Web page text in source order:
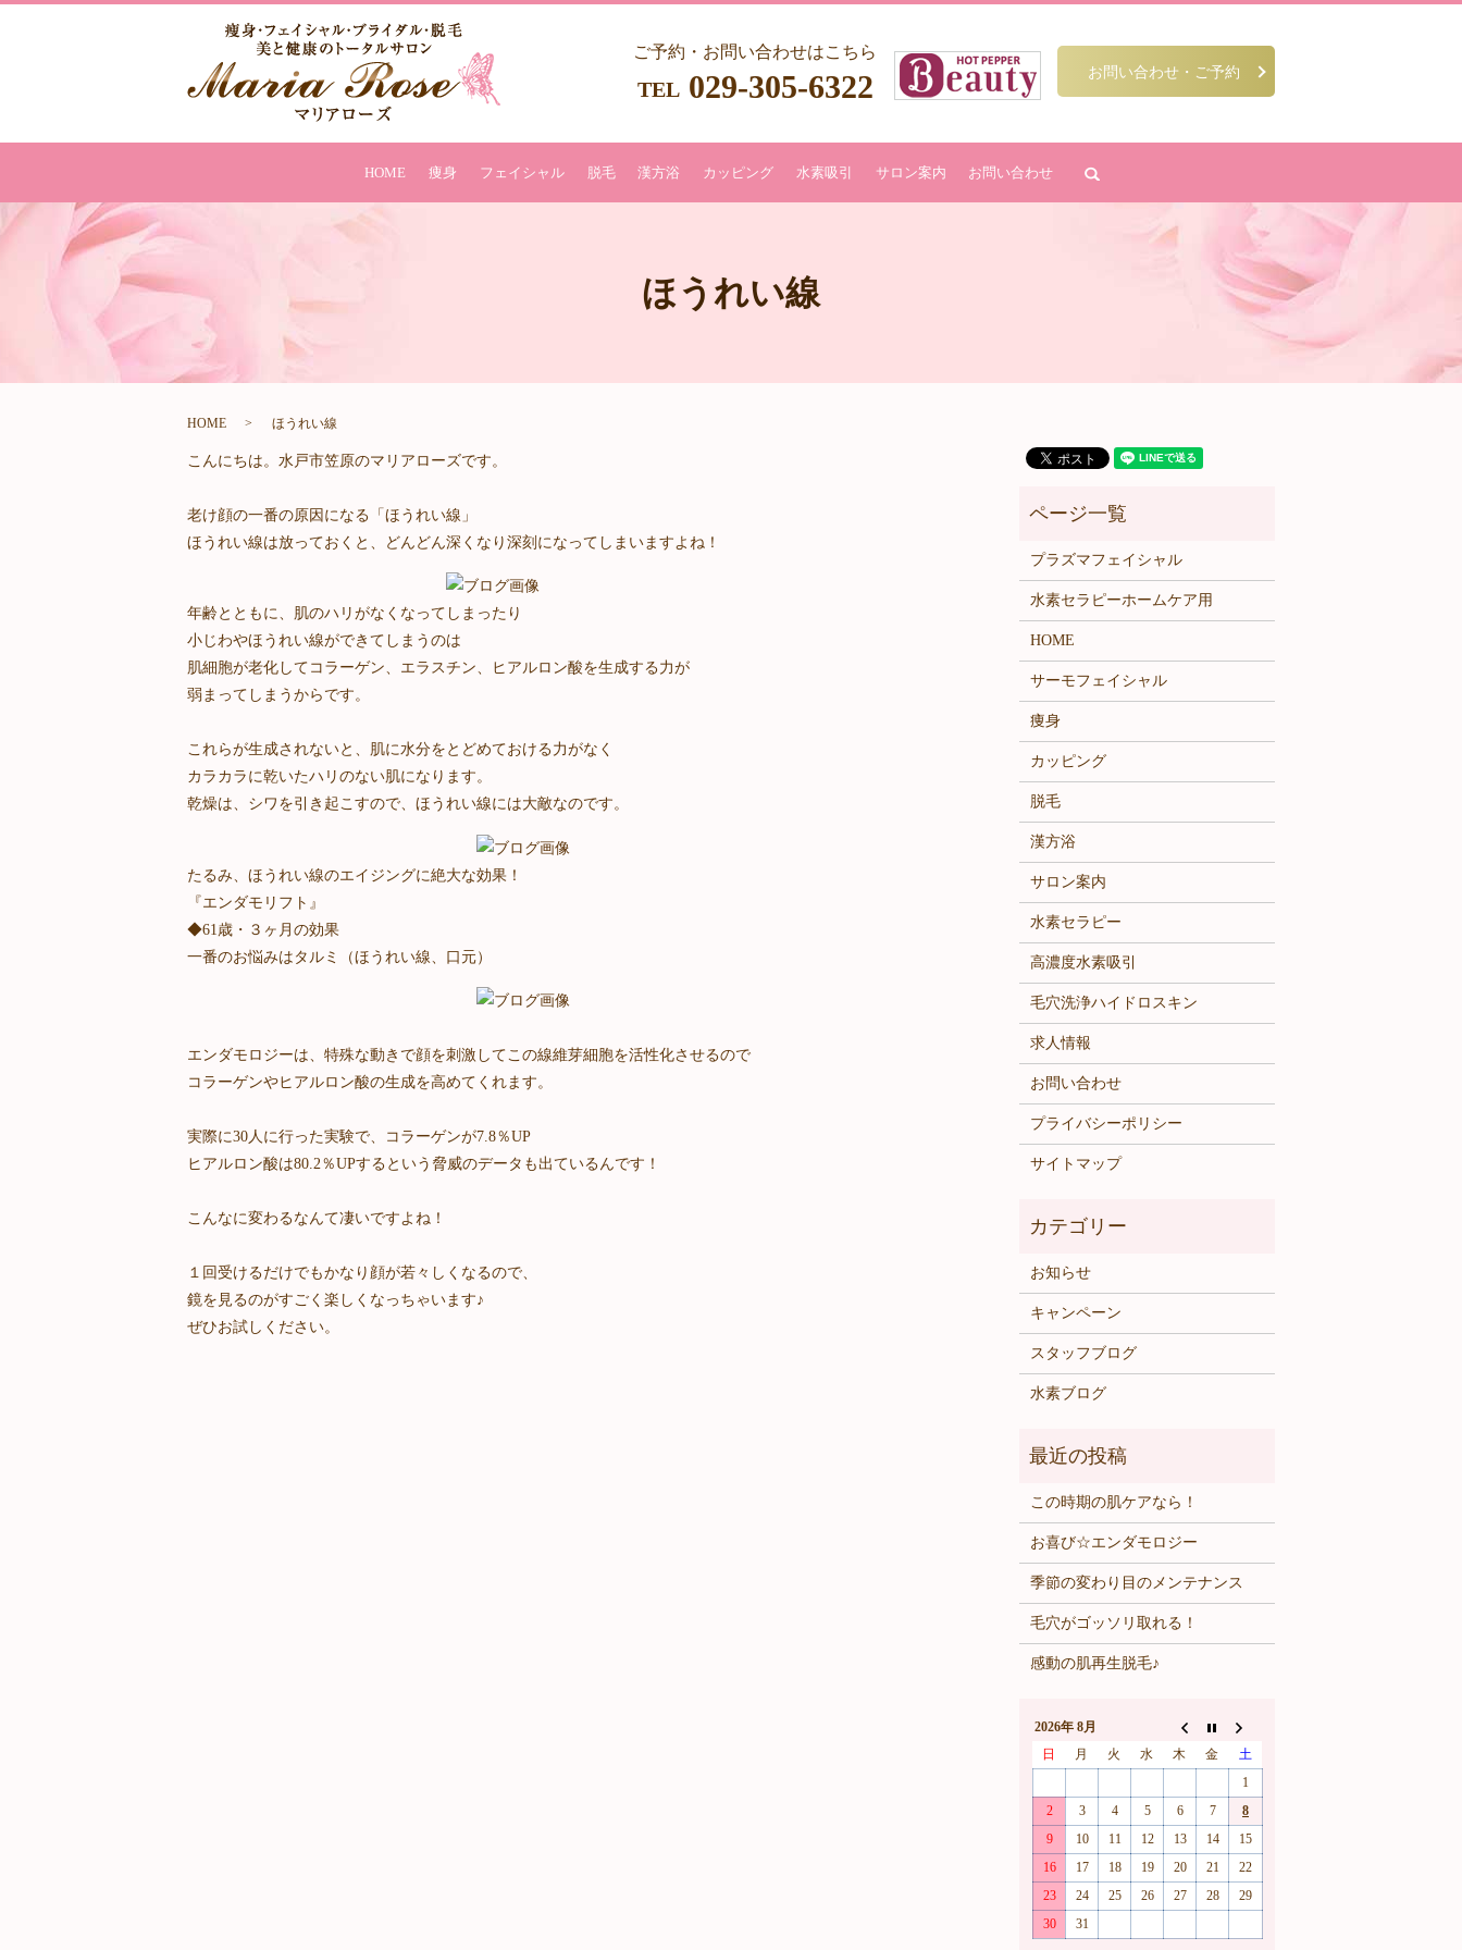
ご予約・お問い合わせはこちら
TEL029-305-6322 お問い合わせ・ご予約
HOME 痩身 フェイシャル 脱毛 漢方浴 カッピング 水素吸引 サロン案内 お問い合わせ
ほうれい線
HOME ほうれい線
こんにちは。水戸市笠原のマリアローズです。
老け顔の一番の原因になる「ほうれい線」
ほうれい線は放っておくと、どんどん深くなり深刻になってしまいますよね！
年齢とともに、肌のハリがなくなってしまったり
小じわやほうれい線ができてしまうのは
肌細胞が老化してコラーゲン、エラスチン、ヒアルロン酸を生成する力が
弱まってしまうからです。
これらが生成されないと、肌に水分をとどめておける力がなく
カラカラに乾いたハリのない肌になります。
乾燥は、シワを引き起こすので、ほうれい線には大敵なのです。
たるみ、ほうれい線のエイジングに絶大な効果！
『エンダモリフト』
◆61歳・３ヶ月の効果
一番のお悩みはタルミ（ほうれい線、口元）
エンダモロジーは、特殊な動きで顔を刺激してこの線維芽細胞を活性化させるので
コラーゲンやヒアルロン酸の生成を高めてくれます。
実際に30人に行った実験で、コラーゲンが7.8％UP
ヒアルロン酸は80.2％UPするという脅威のデータも出ているんです！
こんなに変わるなんて凄いですよね！
１回受けるだけでもかなり顔が若々しくなるので、
鏡を見るのがすごく楽しくなっちゃいます♪
ぜひお試しください。
プラズマフェイシャル
水素セラピーホームケア用
HOME
サーモフェイシャル
痩身
カッピング
脱毛
漢方浴
サロン案内
水素セラピー
高濃度水素吸引
毛穴洗浄ハイドロスキン
求人情報
お問い合わせ
プライバシーポリシー
サイトマップ
お知らせ
キャンペーン
スタッフブログ
水素ブログ
この時期の肌ケアなら！
お喜び☆エンダモロジー
季節の変わり目のメンテナンス
毛穴がゴッソリ取れる！
感動の肌再生脱毛♪
2026年 8月
日
月 火 水 木 金
土
1
2
3 4 5 6 7
8
9
10 11 12 13 14
15
16
17 18 19 20 21
22
23
24 25 26 27 28
29
30
31